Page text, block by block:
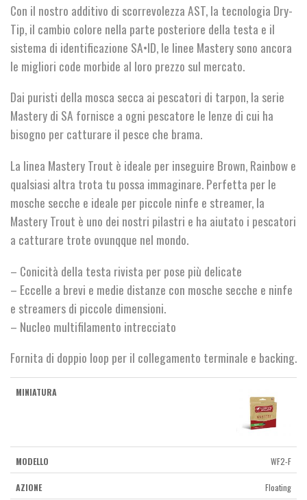
Con il nostro additivo di scorrevolezza AST, la tecnologia Dry-
Tip, il cambio colore nella parte posteriore della testa e il
sistema di identificazione SA•ID, le linee Mastery sono ancora
le migliori code morbide al loro prezzo sul mercato.
Dai puristi della mosca secca ai pescatori di tarpon, la serie
Mastery di SA fornisce a ogni pescatore le lenze di cui ha
bisogno per catturare il pesce che brama.
La linea Mastery Trout è ideale per inseguire Brown, Rainbow e
qualsiasi altra trota tu possa immaginare. Perfetta per le
mosche secche e ideale per piccole ninfe e streamer, la
Mastery Trout è uno dei nostri pilastri e ha aiutato i pescatori
a catturare trote ovunqque nel mondo.
– Conicità della testa rivista per pose più delicate
– Eccelle a brevi e medie distanze con mosche secche e ninfe
e streamers di piccole dimensioni.
– Nucleo multifilamento intrecciato
Fornita di doppio loop per il collegamento terminale e backing.
WF2-F
Floating